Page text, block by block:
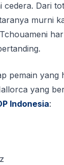
cedera. Dari
murni
pemain yang
yang
Indonesia: